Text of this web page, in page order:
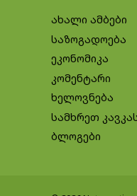
ახალი ამბები
საზოგადოება
ეკონომიკა
კომენტარი
ხელოვნება
სამხრეთ
ბლოგები